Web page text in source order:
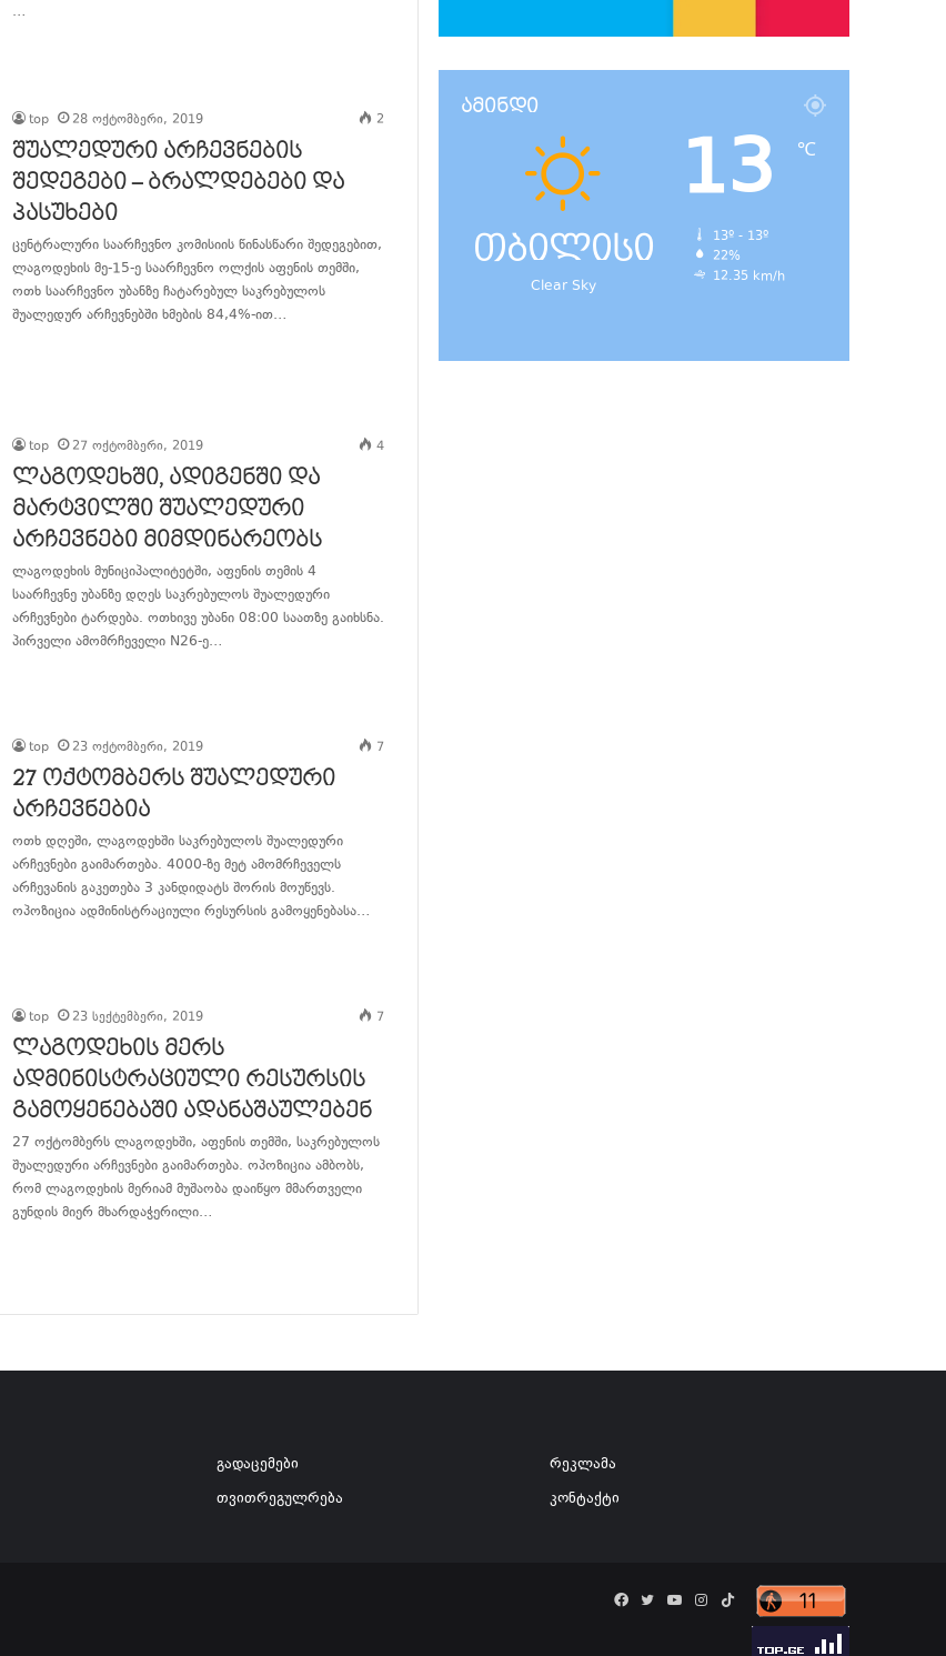
…
top 28 ოქტომბერი, 2019 2
შუალედური არჩევნების
შედეგები – ბრალდებები და
პასუხები
ცენტრალური საარჩევნო კომისიის წინასწარი შედეგებით,
ლაგოდეხის მე-15-ე საარჩევნო ოლქის აფენის თემში,
ოთხ საარჩევნო უბანზე ჩატარებულ საკრებულოს
შუალედურ არჩევნებში ხმების 84,4%-ით…
top 27 ოქტომბერი, 2019 4
ლაგოდეხში, ადიგენში და
მარტვილში შუალედური
არჩევნები მიმდინარეობს
ლაგოდეხის მუნიციპალიტეტში, აფენის თემის 4
საარჩევნე უბანზე დღეს საკრებულოს შუალედური
არჩევნები ტარდება. ოთხივე უბანი 08:00 საათზე გაიხსნა.
პირველი ამომრჩეველი N26-ე…
top 23 ოქტომბერი, 2019 7
27 ოქტომბერს შუალედური
არჩევნებია
ოთხ დღეში, ლაგოდეხში საკრებულოს შუალედური
არჩევნები გაიმართება. 4000-ზე მეტ ამომრჩეველს
არჩევანის გაკეთება 3 კანდიდატს შორის მოუწევს.
ოპოზიცია ადმინისტრაციული რესურსის გამოყენებასა…
top 23 სექტემბერი, 2019 7
ლაგოდეხის მერს
ადმინისტრაციული რესურსის
გამოყენებაში ადანაშაულებენ
27 ოქტომბერს ლაგოდეხში, აფენის თემში, საკრებულოს
შუალედური არჩევნები გაიმართება. ოპოზიცია ამბობს,
რომ ლაგოდეხის მერიამ მუშაობა დაიწყო მმართველი
გუნდის მიერ მხარდაჭერილი…
ამინდი
თბილისი
Clear Sky
13 ℃
13º - 13º
22%
12.35 km/h
გადაცემები
თვითრეგულრება
რეკლამა
კონტაქტი
FacebookTwitterYouTubeInstagram
TikTok